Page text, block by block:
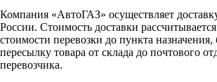
Компания «АвтоГАЗ» осуществляет
России. Стоимость доставки
стоимости перевозки до пункта назначения,
пересылку товара от склада до почтового
перевозчика.